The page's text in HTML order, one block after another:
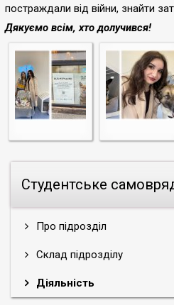
Студентське
Про підрозділ
Склад підрозділу
Діяльність
постраждали від війни, знайти
Дякуємо всім, хто долучився!